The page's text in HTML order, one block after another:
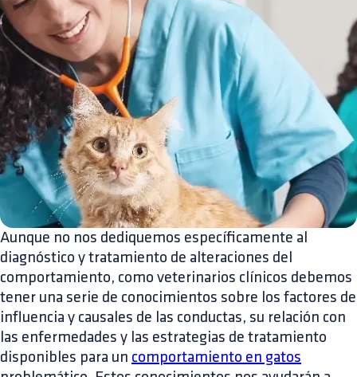
Aunque no nos dediquemos específicamente al
diagnóstico y tratamiento de alteraciones del
comportamiento, como veterinarios clínicos debemos
tener una serie de conocimientos sobre los factores de
influencia y causales de las conductas, su relación con
las enfermedades y las estrategias de tratamiento
disponibles para un comportamiento en gatos